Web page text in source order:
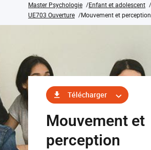
Master Psychologie
Enfant et adolescent
UE703 Ouverture
Mouvement et perception
Télécharger
Mouvement et
perception